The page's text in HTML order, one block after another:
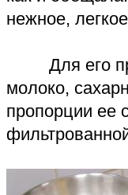
нежное,
Для его
молоко,
пропорции ее